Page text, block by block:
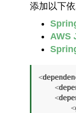
添加以下
AWS
<
<
<
<